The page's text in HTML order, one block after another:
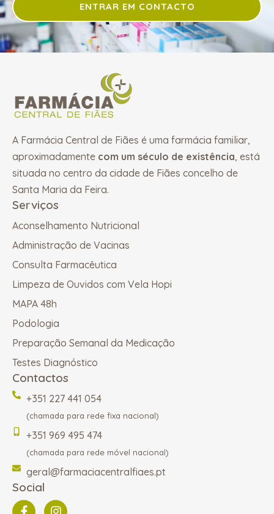
ENTRAR EM CONTACTO
A Farmácia Central de Fiães é uma farmácia familiar,
aproximadamente com um século de existência, está
situada no centro da cidade de Fiães concelho de
Santa Maria da Feira.
Serviços
Aconselhamento Nutricional
Administração de Vacinas
Consulta Farmacêutica
Limpeza de Ouvidos com Vela Hopi
MAPA 48h
Podologia
Preparação Semanal da Medicação
Testes Diagnóstico
Contactos
+351 227 441 054
(chamada para rede fixa nacional)
+351 969 495 474
(chamada para rede móvel nacional)
geral@farmaciacentralfiaes.pt
Social